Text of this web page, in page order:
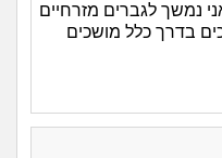
נמשך לגברים מזרחיים
בדרך כלל מושכים